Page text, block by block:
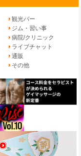
観光バー
ジム・習い事
病院/クリニック
ライブチャット
通販
その他